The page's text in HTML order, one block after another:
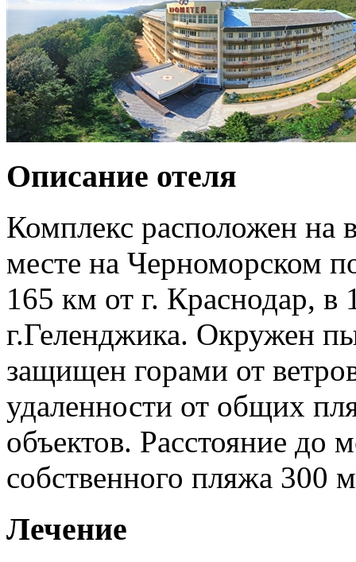
Описание отеля
Комплекс расположен
месте на Черноморском
165 км от г. Краснодар,
г.Геленджика. Окружен
защищен горами от
удаленности от общих
объектов. Расстояние до
собственного пляжа 300
Лечение